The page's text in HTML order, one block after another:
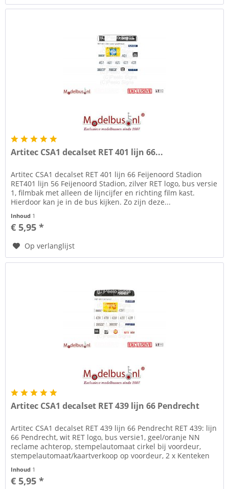
Artitec CSA1 decalset RET 401 lijn 66...
Artitec CSA1 decalset RET 401 lijn 66 Feijenoord Stadion
RET401 lijn 56 Feijenoord Stadion, zilver RET logo, bus versie
1, filmbak met alleen de lijncijfer en richting film kast.
Hierdoor kan je in de bus kijken. Zo zijn deze...
Inhoud 1
€ 5,95 *
Op verlanglijst
Artitec CSA1 decalset RET 439 lijn 66 Pendrecht
Artitec CSA1 decalset RET 439 lijn 66 Pendrecht RET 439: lijn
66 Pendrecht, wit RET logo, bus versie1, geel/oranje NN
reclame achterop, stempelautomaat cirkel bij voordeur,
stempelautomaat/kaartverkoop op voordeur, 2 x Kenteken
Inhoud 1
€ 5,95 *